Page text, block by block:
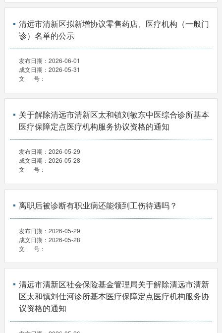
清远市清新区拟新增协议零售药店、医疗机构（一般门
诊）名单的公示
发布日期： 2026-06-01
成文日期： 2026-05-31
文 号：
关于解除清远市清新区太和镇刘敏东中医综合诊所基本
医疗保障定点医疗机构服务协议资格的通知
发布日期： 2026-05-29
成文日期： 2026-05-28
文 号：
离职后被诊断有职业病还能领到工伤待遇吗？
发布日期： 2026-05-29
成文日期： 2026-05-28
文 号：
清远市清新区社会保险基金管理局关于解除清远市清新
区太和镇刘仕河诊所基本医疗保障定点医疗机构服务协
议资格的通知